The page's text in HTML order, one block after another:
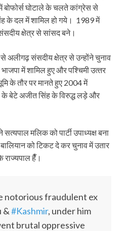
घोटाले के चलते कांग्रेस से
के दल में शामिल हो गये। 1989 में
क्षेत्र से सांसद बने।
से अलीगढ़ संसदीय क्षेत्र से उन्‍होंने चुनाव
में शामिल हुए और पश्चिमी उत्‍तर
के तौर पर मानते हुए 2004 में
के बेटे अजीत सिंह के विरुद्ध लड़े और
मलिक को पार्टी उपाध्यक्ष बना
को टिकट दे कर चुनाव में उतार
राज्यपाल हैँ।
notorious fraudulent ex
&#Kashmir, under him
brutal oppressive